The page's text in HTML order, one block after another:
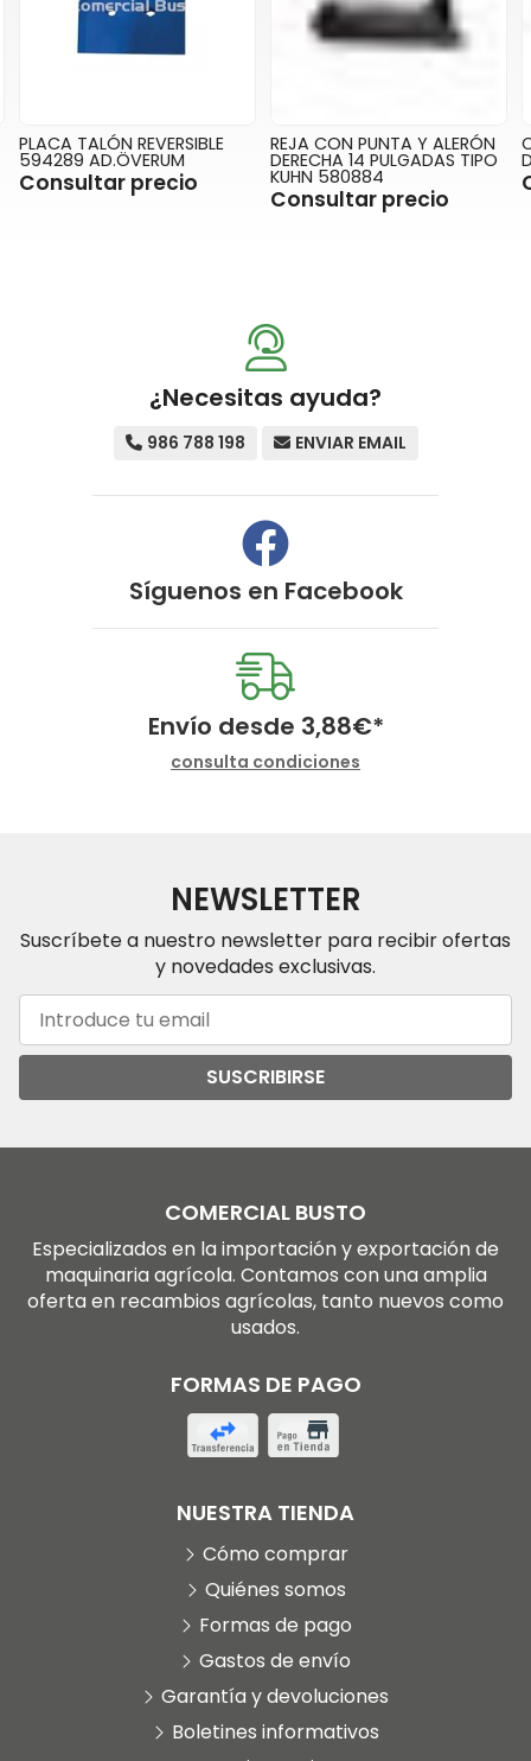
PLACA TALÓN REVERSIBLE
594289 AD.ÖVERUM
Consultar precio
REJA CON PUNTA Y ALERÓN
DERECHA 14 PULGADAS TIPO
KUHN 580884
Consultar precio
¿Necesitas ayuda?
986 788 198 ENVIAR EMAIL
Síguenos en Facebook
Envío desde 3,88€*
consulta condiciones
NEWSLETTER
Suscríbete a nuestro newsletter para recibir ofertas
y novedades exclusivas.
SUSCRIBIRSE
COMERCIAL BUSTO
Especializados en la importación y exportación de
maquinaria agrícola. Contamos con una amplia
oferta en recambios agrícolas, tanto nuevos como
usados.
FORMAS DE PAGO
NUESTRA TIENDA
Cómo comprar
Quiénes somos
Formas de pago
Gastos de envío
Garantía y devoluciones
Boletines informativos